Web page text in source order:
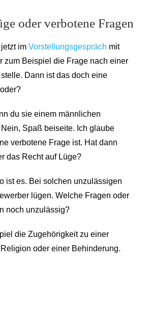
oder verbotene Fragen
im Vorstellungsgespräch mit
zum Beispiel die Frage nach einer
Dann ist das doch eine
du sie einem männlichen
Spaß beiseite. Ich glaube
verbotene Frage ist. Hat dann
das Recht auf Lüge?
ist es. Bei solchen unzulässigen
lügen. Welche Fragen oder
noch unzulässig?
die Zugehörigkeit zu einer
oder einer Behinderung.